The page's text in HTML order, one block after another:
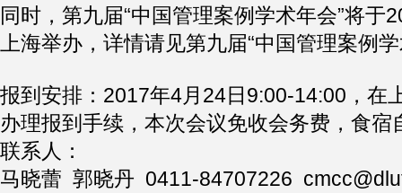
同时，第九届“中国管理案例学术年会”将于
上海举办，详情请见第九届“中国管理案例
报到安排：2017年4月24日9:00-14:00，在
办理报到手续，本次会议免收会务费，食宿
联系人：
马晓蕾 郭晓丹 0411-84707226